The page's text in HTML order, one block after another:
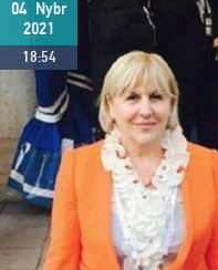
04
Nybr
2021
18:54